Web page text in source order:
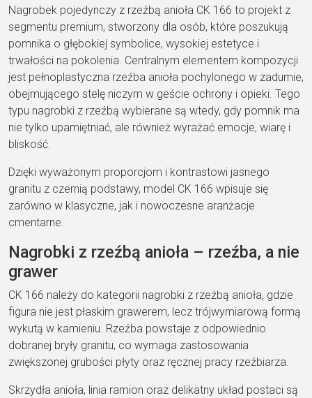
Nagrobek pojedynczy z rzeźbą anioła CK 166 to projekt z
segmentu premium, stworzony dla osób, które poszukują
pomnika o głębokiej symbolice, wysokiej estetyce i
trwałości na pokolenia. Centralnym elementem kompozycji
jest pełnoplastyczna rzeźba anioła pochylonego w zadumie,
obejmującego stelę niczym w geście ochrony i opieki. Tego
typu nagrobki z rzeźbą wybierane są wtedy, gdy pomnik ma
nie tylko upamiętniać, ale również wyrażać emocje, wiarę i
bliskość.
Dzięki wyważonym proporcjom i kontrastowi jasnego
granitu z czernią podstawy, model CK 166 wpisuje się
zarówno w klasyczne, jak i nowoczesne aranżacje
cmentarne.
Nagrobki z rzeźbą anioła – rzeźba, a nie
grawer
CK 166 należy do kategorii nagrobki z rzeźbą anioła, gdzie
figura nie jest płaskim grawerem, lecz trójwymiarową formą
wykutą w kamieniu. Rzeźba powstaje z odpowiednio
dobranej bryły granitu, co wymaga zastosowania
zwiększonej grubości płyty oraz ręcznej pracy rzeźbiarza.
Skrzydła anioła, linia ramion oraz delikatny układ postaci są